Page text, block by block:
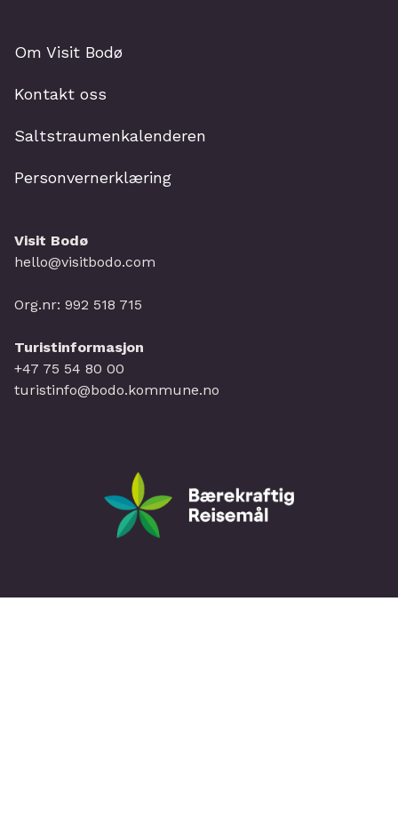
Om Visit Bodø
Kontakt oss
Saltstraumenkalenderen
Personvernerklæring
Visit Bodø
hello@visitbodo.com
Org.nr: 992 518 715
Turistinformasjon
+47 75 54 80 00
turistinfo@bodo.kommune.no